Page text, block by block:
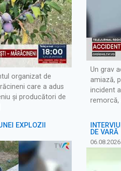
organizat de
care a adus
și producători de
Un grav
amiază,
incident
remorcă,
EXPLOZII
DE VARĂ
06.08.2026